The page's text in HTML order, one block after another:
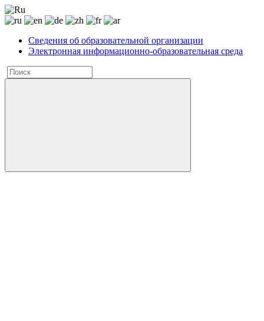
Сведения об образовательной организации
Электронная информационно-образовательная среда